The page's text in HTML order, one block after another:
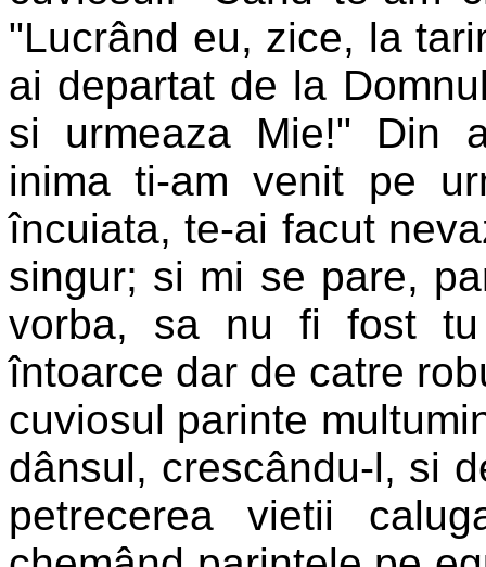
"Lucrând eu, zice, la
ai departat de la
si urmeaza Mie!" Din
inima ti-am venit pe
încuiata, te-ai facut
singur; si mi se pare,
vorba, sa nu fi fost
întoarce dar de catre
cuviosul parinte
dânsul, crescându-l, si
petrecerea vietii